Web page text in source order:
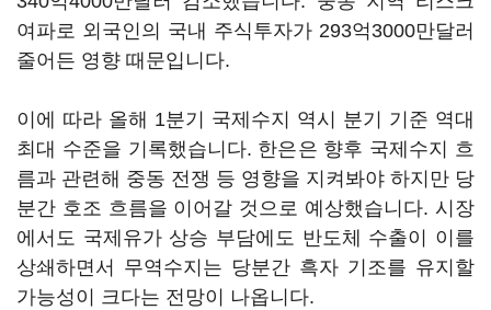
여파로 외국인의 국내 주식투자가 293억3000만달러
줄어든 영향 때문입니다.
이에 따라 올해 1분기 국제수지 역시 분기 기준 역대
최대 수준을 기록했습니다. 한은은 향후 국제수지 흐
름과 관련해 중동 전쟁 등 영향을 지켜봐야 하지만 당
분간 호조 흐름을 이어갈 것으로 예상했습니다. 시장
에서도 국제유가 상승 부담에도 반도체 수출이 이를
상쇄하면서 무역수지는 당분간 흑자 기조를 유지할
가능성이 크다는 전망이 나옵니다.